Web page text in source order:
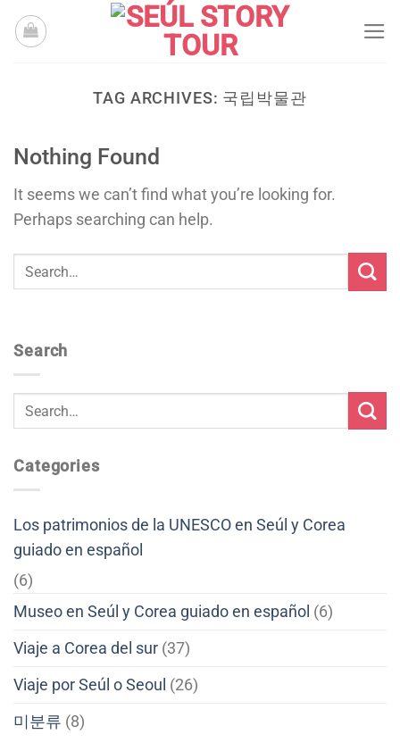
Skip
TAG ARCHIVES: 국립박물관
Nothing Found
It seems we can’t find what you’re looking for.
Perhaps searching can help.
Search
Categories
Los patrimonios de la UNESCO en Seúl y Corea
guiado en español
(6)
Museo en Seúl y Corea guiado en español (6)
Viaje a Corea del sur (37)
Viaje por Seúl o Seoul (26)
미분류 (8)